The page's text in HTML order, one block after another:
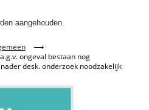
aangehouden.
⟶
ongeval bestaan nog
desk. onderzoek noodzakelijk